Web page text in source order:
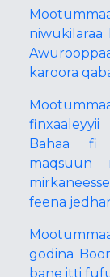
niwukilaraa
karoora
Bahaa fi
maqsuun
feena
godina
bane itti